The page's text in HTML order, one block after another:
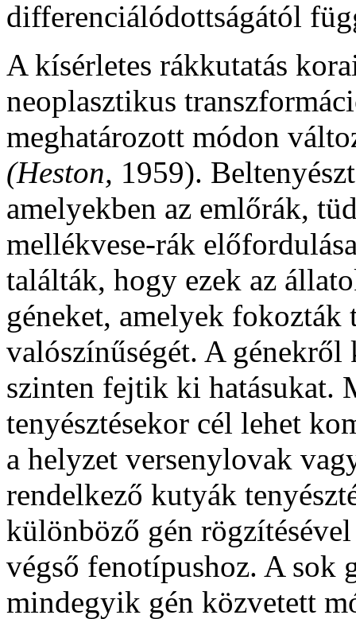
differenciálódottságától
A kísérletes rákkutatás
neoplasztikus
meghatározott módon
(Heston, 1959).
amelyekben az emlőrák,
mellékvese-rák
találták, hogy ezek az
géneket, amelyek
valószínűségét. A
szinten fejtik ki hatásukat.
tenyésztésekor cél lehet
a helyzet versenylovak
rendelkező kutyák
különböző gén
végső fenotípushoz. A sok
mindegyik gén közvetett